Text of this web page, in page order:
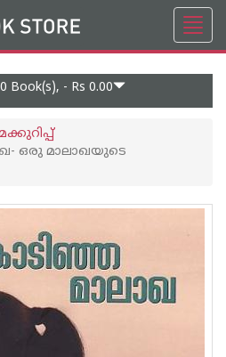
Book(s), - Rs 0.00
ഒരു മാലാഖയുടെ